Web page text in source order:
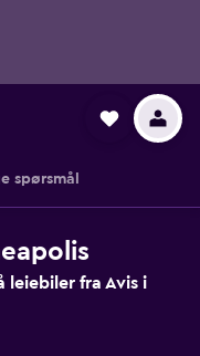
spørsmål
leiebiler fra Avis i